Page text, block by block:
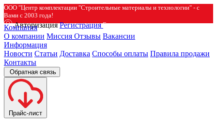
ООО "Центр комплектации "Строительные материалы и технологии" - с
Вами с 2003 года!
Авторизация Регистрация
Компания
О компании Миссия Отзывы Вакансии
Информация
Новости Статьи Доставка Способы оплаты Правила продажи
Контакты
Обратная связь
Прайс-лист